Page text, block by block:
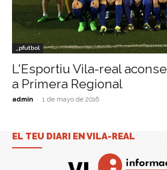
_pfutbol
L'Esportiu Vila-real
a Primera Regional
admin - 1 de mayo de 2016
EL TEU DIARI EN VILA-REAL